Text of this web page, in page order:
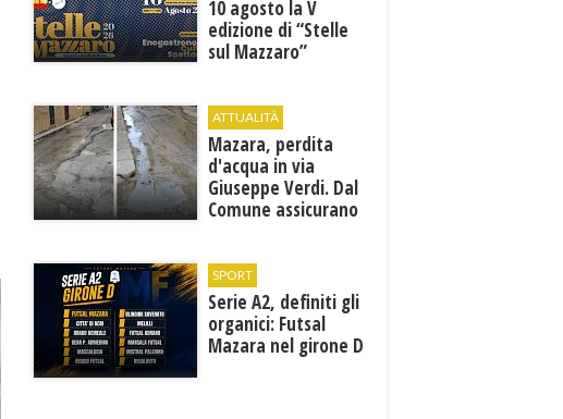
10 agosto la V
edizione di “Stelle
sul Mazzaro”
ATTUALITÀ
Mazara, perdita
d'acqua in via
Giuseppe Verdi. Dal
Comune assicurano
problema
SPORT
Serie A2, definiti gli
organici: Futsal
Mazara nel girone D